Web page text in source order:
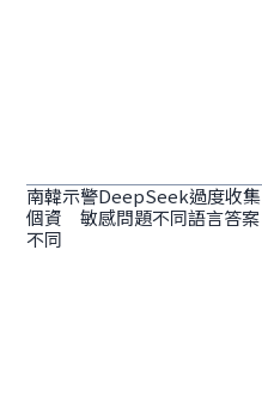
南韓示警DeepSeek過度收集
個資 敏感問題不同語言答案
不同